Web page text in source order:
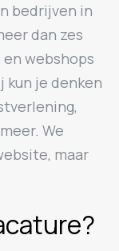
bedrijven in
dan zes
webshops
kun je denken
We
maar